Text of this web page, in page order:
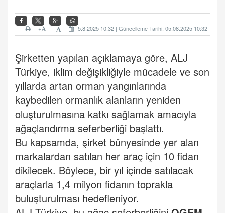
5.8.2025 10:32 | Güncelleme Tarihi: 05.08.2025 10:32
-
+
Şirketten yapılan açıklamaya göre, ALJ
Türkiye, iklim değişikliğiyle mücadele ve son
yıllarda artan orman yangınlarında
kaybedilen ormanlık alanların yeniden
oluşturulmasına katkı sağlamak amacıyla
ağaçlandırma seferberliği başlattı.
Bu kapsamda, şirket bünyesinde yer alan
markalardan satılan her araç için 10 fidan
dikilecek. Böylece, bir yıl içinde satılacak
araçlarla 1,4 milyon fidanın toprakla
buluşturulması hedefleniyor.